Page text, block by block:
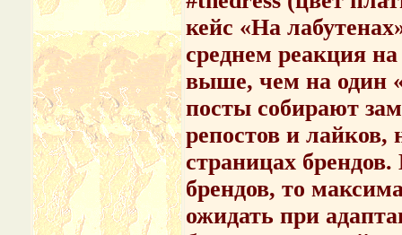
кейс «На
среднем реакция
выше, чем на один
посты собирают
репостов и лайков,
страницах
брендов, то
ожидать при